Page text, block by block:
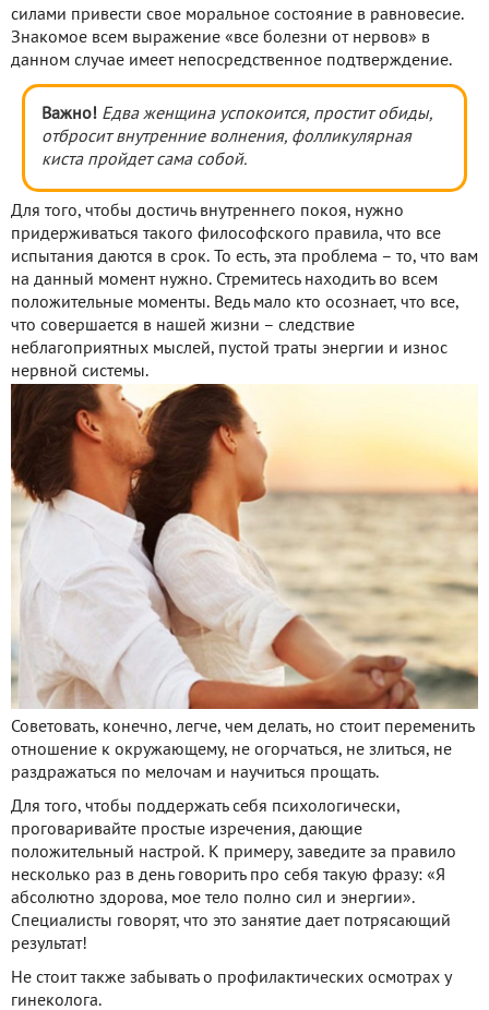
силами привести свое моральное состояние в равновесие.
Знакомое всем выражение «все болезни от нервов» в
данном случае имеет непосредственное подтверждение.
Важно! Едва женщина успокоится, простит обиды,
отбросит внутренние волнения, фолликулярная
киста пройдет сама собой.
Для того, чтобы достичь внутреннего покоя, нужно
придерживаться такого философского правила, что все
испытания даются в срок. То есть, эта проблема – то, что вам
на данный момент нужно. Стремитесь находить во всем
положительные моменты. Ведь мало кто осознает, что все,
что совершается в нашей жизни – следствие
неблагоприятных мыслей, пустой траты энергии и износ
нервной системы.
Советовать, конечно, легче, чем делать, но стоит переменить
отношение к окружающему, не огорчаться, не злиться, не
раздражаться по мелочам и научиться прощать.
Для того, чтобы поддержать себя психологически,
проговаривайте простые изречения, дающие
положительный настрой. К примеру, заведите за правило
несколько раз в день говорить про себя такую фразу: «Я
абсолютно здорова, мое тело полно сил и энергии».
Специалисты говорят, что это занятие дает потрясающий
результат!
Не стоит также забывать о профилактических осмотрах у
гинеколога.